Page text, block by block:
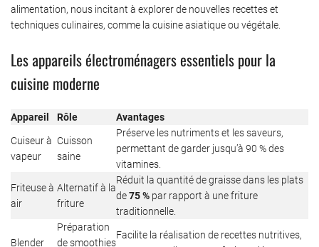
alimentation, nous incitant à explorer de nouvelles recettes et
techniques culinaires, comme la cuisine asiatique ou végétale.
Les appareils électroménagers essentiels pour la
cuisine moderne
Appareil Rôle Avantages
Cuiseur à
vapeur
Cuisson
saine
Préserve les nutriments et les saveurs,
permettant de garder jusqu’à 90 % des
vitamines.
Friteuse à
air
Alternatif à la
friture
Réduit la quantité de graisse dans les plats
de75 % par rapport à une friture
traditionnelle.
Blender
Préparation
de smoothies
Facilite la réalisation de recettes nutritives,